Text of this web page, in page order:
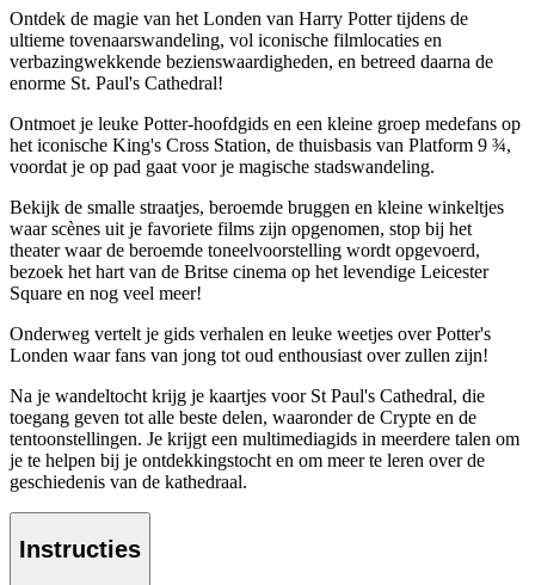
Ontdek de magie van het Londen van Harry Potter tijdens de
ultieme tovenaarswandeling, vol iconische filmlocaties en
verbazingwekkende bezienswaardigheden, en betreed daarna de
enorme St. Paul's Cathedral!
Ontmoet je leuke Potter-hoofdgids en een kleine groep medefans op
het iconische King's Cross Station, de thuisbasis van Platform 9 ¾,
voordat je op pad gaat voor je magische stadswandeling.
Bekijk de smalle straatjes, beroemde bruggen en kleine winkeltjes
waar scènes uit je favoriete films zijn opgenomen, stop bij het
theater waar de beroemde toneelvoorstelling wordt opgevoerd,
bezoek het hart van de Britse cinema op het levendige Leicester
Square en nog veel meer!
Onderweg vertelt je gids verhalen en leuke weetjes over Potter's
Londen waar fans van jong tot oud enthousiast over zullen zijn!
Na je wandeltocht krijg je kaartjes voor St Paul's Cathedral, die
toegang geven tot alle beste delen, waaronder de Crypte en de
tentoonstellingen. Je krijgt een multimediagids in meerdere talen om
je te helpen bij je ontdekkingstocht en om meer te leren over de
geschiedenis van de kathedraal.
Instructies